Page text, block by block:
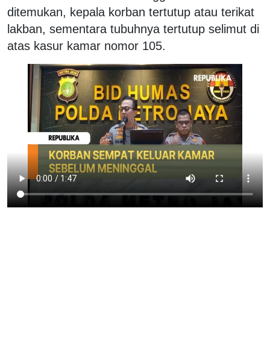
ditemukan, kepala korban tertutup atau terikat
lakban, sementara tubuhnya tertutup selimut di
atas kasur kamar nomor 105.